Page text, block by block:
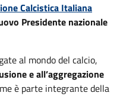
Calcistica Italiana
Presidente nazionale
al mondo del calcio,
e all’aggregazione
è parte integrante della